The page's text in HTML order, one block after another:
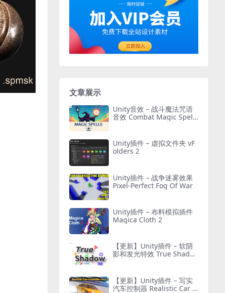
文章展示
Unity音效 – 战斗魔法咒语
音效 Combat Magic Spells
Unity插件 – 虚拟文件夹 vF
olders 2
Unity插件 – 战争迷雾效果
Pixel-Perfect Fog Of War
Unity插件 – 布料模拟插件
Magica Cloth 2
【更新】Unity插件 – 软阴
影和发光特效 True Shado
【更新】Unity插件 – 写实
汽车控制器 Realistic Car C